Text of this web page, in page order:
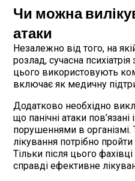
Чи можна
атаки
Незалежно від того, на
розлад, сучасна
цього використовують
включає як медичну
Додатково необхідно
що панічні атаки
порушеннями в
лікування потрібно
Тільки після цього
справді ефективне